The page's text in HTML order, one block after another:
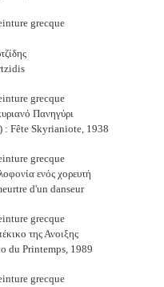
Πανηγύρι
Fête Skyrianiote, 1938
ενός χορευτή
d'un danseur
της Ανοιξης
du Printemps, 1989